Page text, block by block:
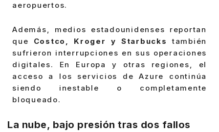
aeropuertos.
Además, medios estadounidenses reportan
que Costco, Kroger y Starbucks
también
sufrieron interrupciones en sus operaciones
digitales. En Europa y otras regiones, el
acceso a los servicios de Azure continúa
siendo inestable o completamente
bloqueado.
La nube, bajo presión tras dos fallos